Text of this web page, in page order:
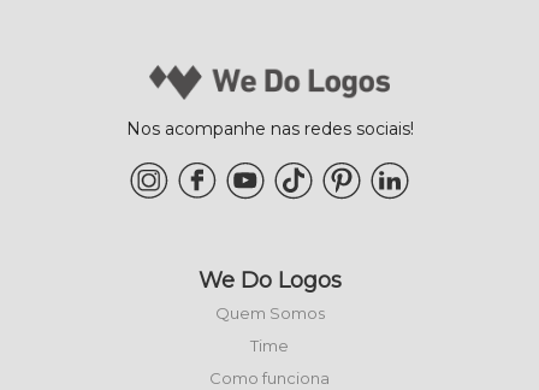
Nos acompanhe nas redes sociais!
We Do Logos
Quem Somos
Time
Como funciona